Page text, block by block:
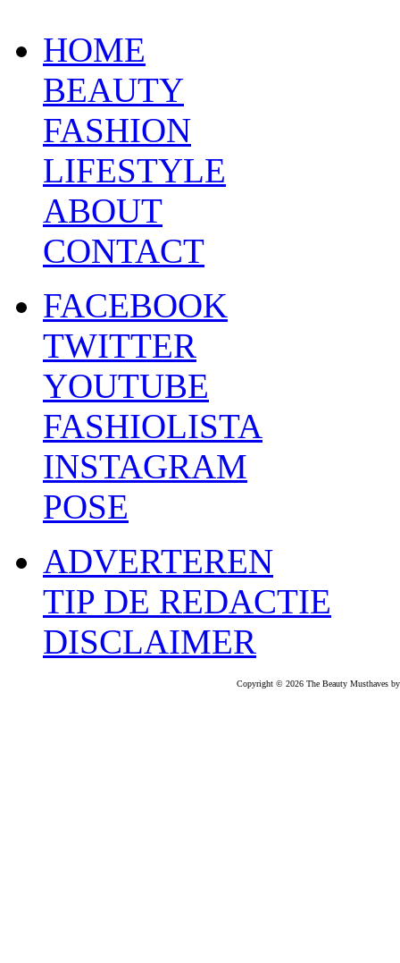
HOME
BEAUTY
FASHION
LIFESTYLE
ABOUT
CONTACT
FACEBOOK
TWITTER
YOUTUBE
FASHIOLISTA
INSTAGRAM
POSE
ADVERTEREN
TIP DE REDACTIE
DISCLAIMER
Copyright © 2026 The Beauty Musthaves